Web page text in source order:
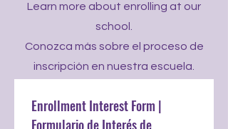
Learn more about enrolling at our
school.
Conozca más sobre el proceso de
inscripción en nuestra escuela.
Enrollment Interest Form |
Formulario de Interés de